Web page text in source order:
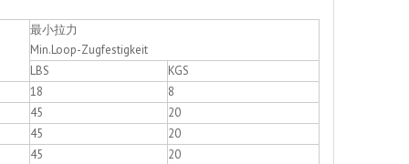
最小拉力
Min.Loop-Zugfestigkeit
LBS
KGS
18
8
45
20
45
20
45
20